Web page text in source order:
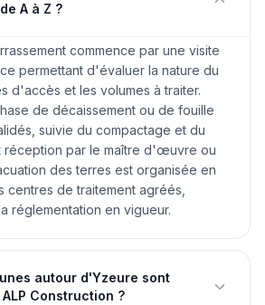
A à Z ?
commence par une visite
permettant d'évaluer la nature du
d'accès et les volumes à traiter.
de décaissement ou de fouille
suivie du compactage et du
réception par le maître d'œuvre ou
des terres est organisée en
centres de traitement agréés,
réglementation en vigueur.
autour d'Yzeure sont
Construction ?